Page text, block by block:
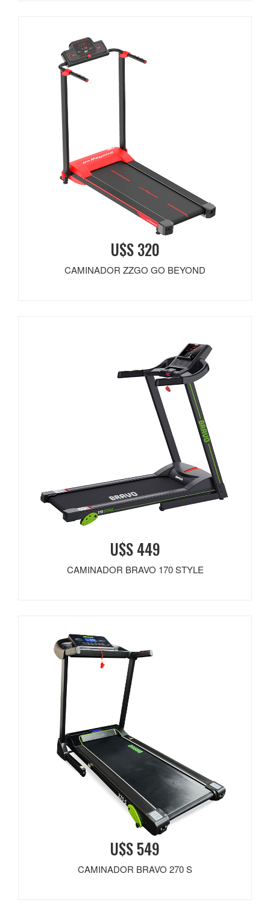
U$S 320
CAMINADOR ZZGO GO BEYOND
U$S 449
CAMINADOR BRAVO 170 STYLE
U$S 549
CAMINADOR BRAVO 270 S